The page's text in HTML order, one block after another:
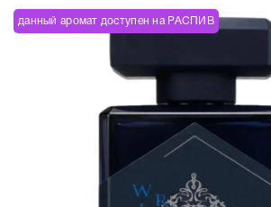
данный аромат доступен на РАСПИВ